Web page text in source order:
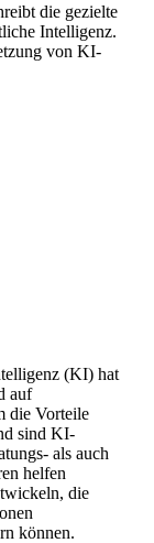
die gezielte
Intelligenz.
von KI-
(KI) hat
auf
die Vorteile
sind KI-
als auch
helfen
die
können.